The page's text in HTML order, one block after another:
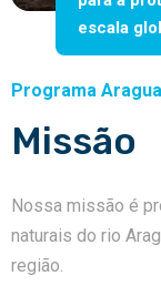
escala
Programa
Missão
Nossa missão é
naturais do rio
região.